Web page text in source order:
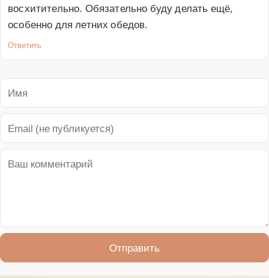
восхитительно. Обязательно буду делать ещё,
особенно для летних обедов.
Ответить
Отправить